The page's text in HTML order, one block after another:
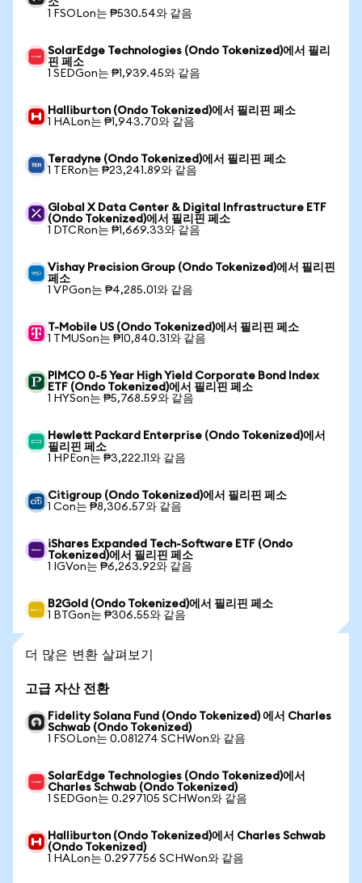
소
1 FSOLon는 ₱530.54와 같음
SolarEdge Technologies (Ondo Tokenized)에서 필리
핀 페소
1 SEDGon는 ₱1,939.45와 같음
Halliburton (Ondo Tokenized)에서 필리핀 페소
1 HALon는 ₱1,943.70와 같음
Teradyne (Ondo Tokenized)에서 필리핀 페소
1 TERon는 ₱23,241.89와 같음
Global X Data Center & Digital Infrastructure ETF
(Ondo Tokenized)에서 필리핀 페소
1 DTCRon는 ₱1,669.33와 같음
Vishay Precision Group (Ondo Tokenized)에서 필리핀
페소
1 VPGon는 ₱4,285.01와 같음
T-Mobile US (Ondo Tokenized)에서 필리핀 페소
1 TMUSon는 ₱10,840.31와 같음
PIMCO 0-5 Year High Yield Corporate Bond Index
ETF (Ondo Tokenized)에서 필리핀 페소
1 HYSon는 ₱5,768.59와 같음
Hewlett Packard Enterprise (Ondo Tokenized)에서
필리핀 페소
1 HPEon는 ₱3,222.11와 같음
Citigroup (Ondo Tokenized)에서 필리핀 페소
1 Con는 ₱8,306.57와 같음
iShares Expanded Tech-Software ETF (Ondo
Tokenized)에서 필리핀 페소
1 IGVon는 ₱6,263.92와 같음
B2Gold (Ondo Tokenized)에서 필리핀 페소
1 BTGon는 ₱306.55와 같음
더 많은 변환 살펴보기
고급 자산 전환
Fidelity Solana Fund (Ondo Tokenized) 에서 Charles
Schwab (Ondo Tokenized)
1 FSOLon는 0.081274 SCHWon와 같음
SolarEdge Technologies (Ondo Tokenized)에서
Charles Schwab (Ondo Tokenized)
1 SEDGon는 0.297105 SCHWon와 같음
Halliburton (Ondo Tokenized)에서 Charles Schwab
(Ondo Tokenized)
1 HALon는 0.297756 SCHWon와 같음